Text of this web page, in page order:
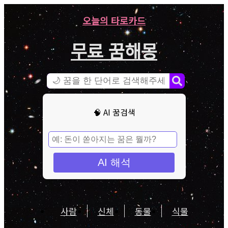
오늘의 타로카드
무료 꿈해몽
🧠 AI 꿈검색
AI 해석
사람 신체 동물 식물